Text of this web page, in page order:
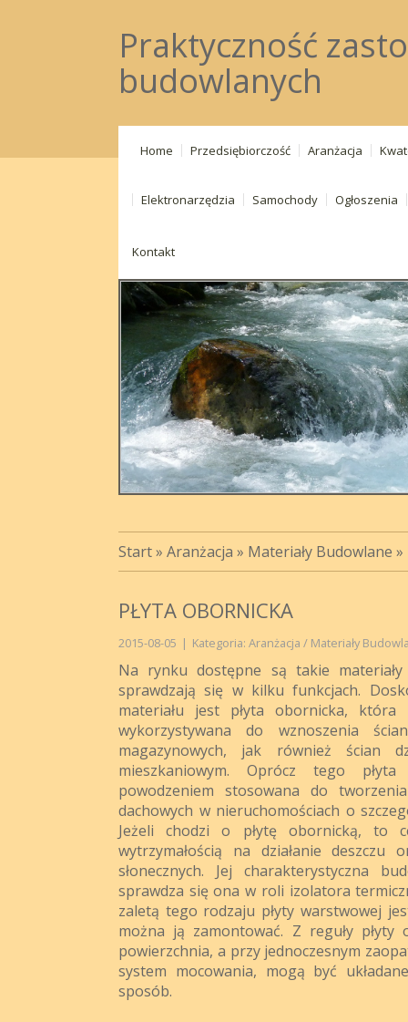
Praktyczność
budowlanych
Home Przedsiębiorczość Aranżacja
Elektronarzędzia Samochody Ogłoszenia
Kontakt
Start» Aranżacja » Materiały Budowlane »
PŁYTA OBORNICKA
2015-08-05 | Kategoria: Aranżacja / Materiały
Na rynku dostępne są takie
sprawdzają się w kilku funkcjach.
materiału jest płyta obornicka,
wykorzystywana do wznoszenia
magazynowych, jak również ścian
mieszkaniowym. Oprócz tego
powodzeniem stosowana do
dachowych w nieruchomościach o
Jeżeli chodzi o płytę obornicką, to
wytrzymałością na działanie deszczu
słonecznych. Jej charakterystyczna
sprawdza się ona w roli izolatora
zaletą tego rodzaju płyty warstwowej
można ją zamontować. Z reguły płyty
powierzchnia, a przy jednoczesnym
system mocowania, mogą być
sposób.